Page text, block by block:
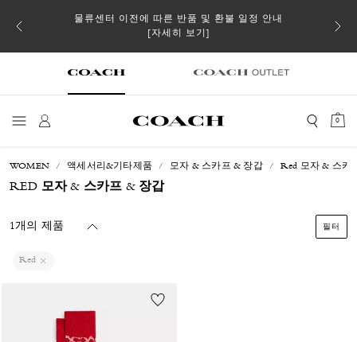
스트
물류센터 이전에 따른 반품 및 환불 일정 안내
[자세히 보기]
일부
0
WOMEN 액세서리&기타제품 모자 & 스카프 & 장갑 Red 모자 & 스카
RED 모자 & 스카프 & 장갑
1개의 제품 필터
Red